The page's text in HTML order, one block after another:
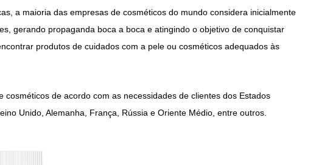
a maioria das empresas de cosméticos do mundo considera inicialmente
gerando propaganda boca a boca e atingindo o objetivo de conquistar
produtos de cuidados com a pele ou cosméticos adequados às
de acordo com as necessidades de clientes dos Estados
Unido, Alemanha, França, Rússia e Oriente Médio, entre outros.